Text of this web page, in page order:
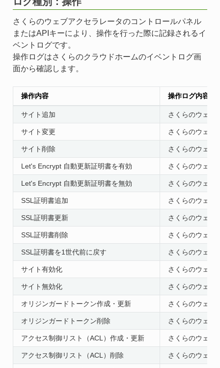
さくらのウェブアクセラレータのコントロールパネル
またはAPIキーにより、操作を行った際に記録されるイ
ベントログです。
操作ログはさくらのクラウドホームのイベントログ画
面から確認します。
操作内容 操作ログ内容
サイト追加 さくらのウェブ
サイト変更 さくらのウェブ
サイト削除 さくらのウェブ
Let's Encrypt 自動更新証明書を有効 さくらのウェブ
Let's Encrypt 自動更新証明書を無効 さくらのウェブ
SSL証明書追加 さくらのウェブ
SSL証明書更新 さくらのウェブ
SSL証明書削除 さくらのウェブ
SSL証明書を1世代前に戻す さくらのウェブ
サイト有効化 さくらのウェブ
サイト無効化 さくらのウェブ
オリジンガードトークン作成・更新 さくらのウェブ
オリジンガードトークン削除 さくらのウェブ
アクセス制御リスト（ACL）作成・更新 さくらのウェブ
アクセス制御リスト（ACL）削除 さくらのウェブ